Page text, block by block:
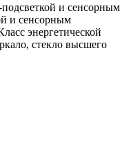
и сенсорным
и сенсорным
энергетической
стекло высшего